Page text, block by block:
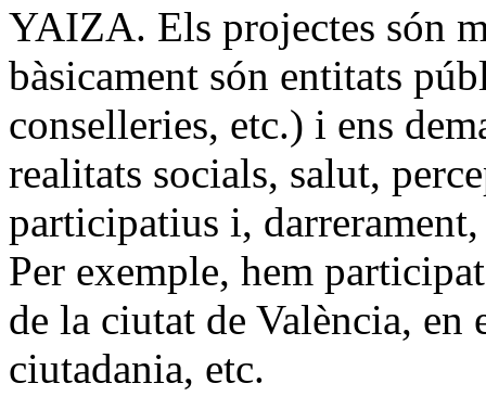
YAIZA. Els projectes són
bàsicament són entitats
conselleries, etc.) i ens
realitats socials, salut,
participatius i,
Per exemple, hem
de la ciutat de València,
ciutadania, etc.